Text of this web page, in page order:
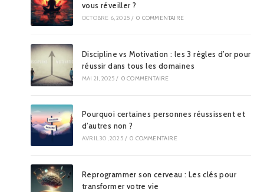
vous réveiller ?
OCTOBRE 6, 2025 / 0 COMMENTAIRE
Discipline vs Motivation : les 3 règles d’or pour
réussir dans tous les domaines
MAI 21, 2025 / 0 COMMENTAIRE
Pourquoi certaines personnes réussissent et
d’autres non ?
AVRIL 30, 2025 / 0 COMMENTAIRE
Reprogrammer son cerveau : Les clés pour
transformer votre vie